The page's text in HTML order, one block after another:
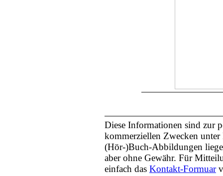
Diese Informationen sind zur
kommerziellen Zwecken
(Hör-)Buch-Abbildungen
aber ohne Gewähr. Für
einfach das Kontakt-Formuar